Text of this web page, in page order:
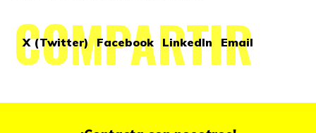
COMPARTIR
X (Twitter) Facebook LinkedIn Email